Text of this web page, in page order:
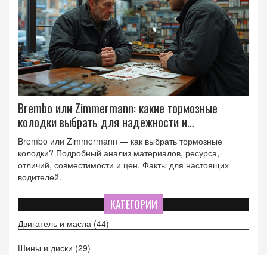
Brembo или Zimmermann: какие тормозные
колодки выбрать для надежности и
безопасности
Brembo или Zimmermann — как выбрать тормозные
колодки? Подробный анализ материалов, ресурса,
отличий, совместимости и цен. Факты для настоящих
водителей.
КАТЕГОРИИ
Двигатель и масла (44)
Шины и диски (29)